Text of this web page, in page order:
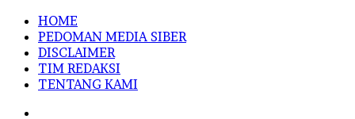
HOME
PEDOMAN MEDIA SIBER
DISCLAIMER
TIM REDAKSI
TENTANG KAMI